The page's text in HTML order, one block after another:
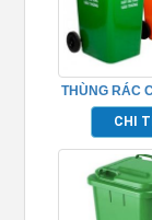
THÙNG RÁC
120L –
CHI